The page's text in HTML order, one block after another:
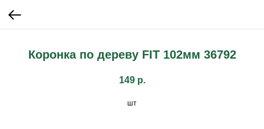
Коронка по дереву FIT 102мм 36792
149 р.
шт